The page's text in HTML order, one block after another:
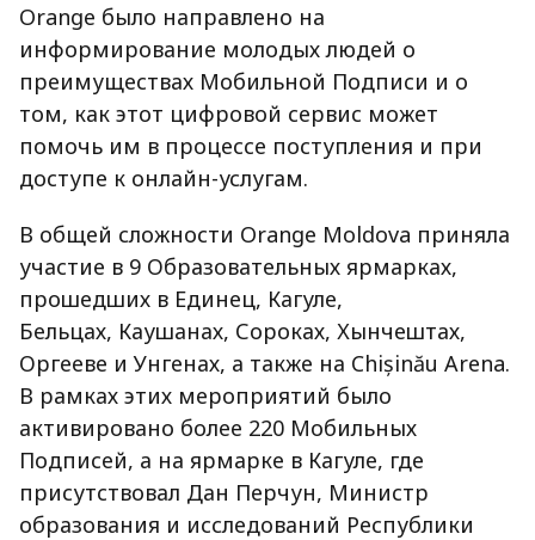
Orange было направлено на
информирование молодых людей о
преимуществах Мобильной Подписи и о
том, как этот цифровой сервис может
помочь им в процессе поступления и при
доступе к онлайн-услугам.
В общей сложности Orange Moldova приняла
участие в 9 Образовательных ярмарках,
прошедших в Единец, Кагуле,
Бельцах, Каушанах, Сороках, Хынчештах,
Оргееве и Унгенах, а также на Chișinău Arena.
В рамках этих мероприятий было
активировано более 220 Мобильных
Подписей, а на ярмарке в Кагуле, где
присутствовал Дан Перчун, Министр
образования и исследований Республики